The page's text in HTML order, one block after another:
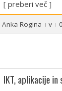
[ preberi več ]
Anka Rogina v
IKT, aplikacije